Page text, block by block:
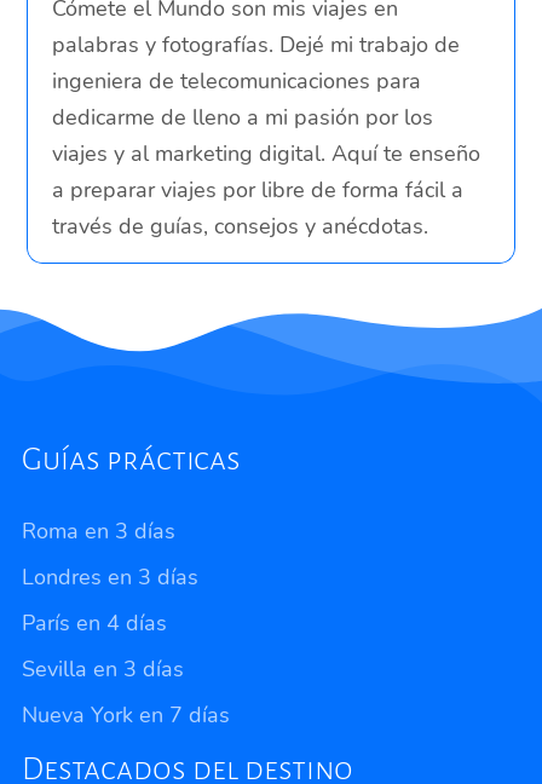
Cómete el Mundo son mis viajes en
palabras y fotografías. Dejé mi trabajo de
ingeniera de telecomunicaciones para
dedicarme de lleno a mi pasión por los
viajes y al marketing digital. Aquí te enseño
a preparar viajes por libre de forma fácil a
través de guías, consejos y anécdotas.
Guías prácticas
Roma en 3 días
Londres en 3 días
París en 4 días
Sevilla en 3 días
Nueva York en 7 días
Destacados del destino